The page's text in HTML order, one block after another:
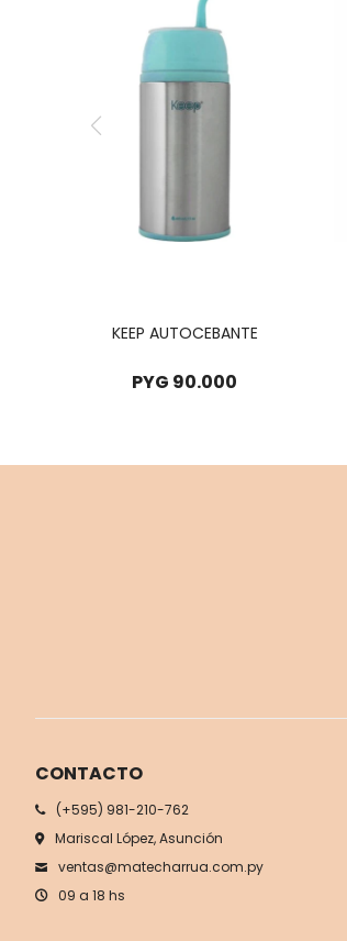
KEEP AUTOCEBANTE
PYG 90.000
CONTACTO
(+595) 981-210-762
Mariscal López, Asunción
ventas@matecharrua.com.py
09 a 18 hs